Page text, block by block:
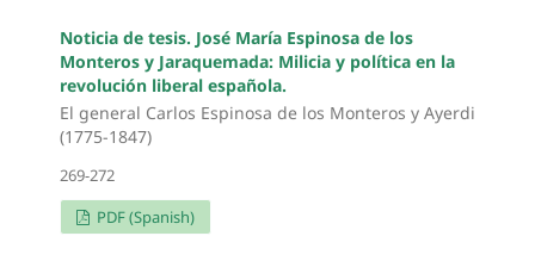
Noticia de tesis. José María Espinosa de los
Monteros y Jaraquemada: Milicia y política en la
revolución liberal española.
El general Carlos Espinosa de los Monteros y Ayerdi
(1775-1847)
269-272
PDF (Spanish)